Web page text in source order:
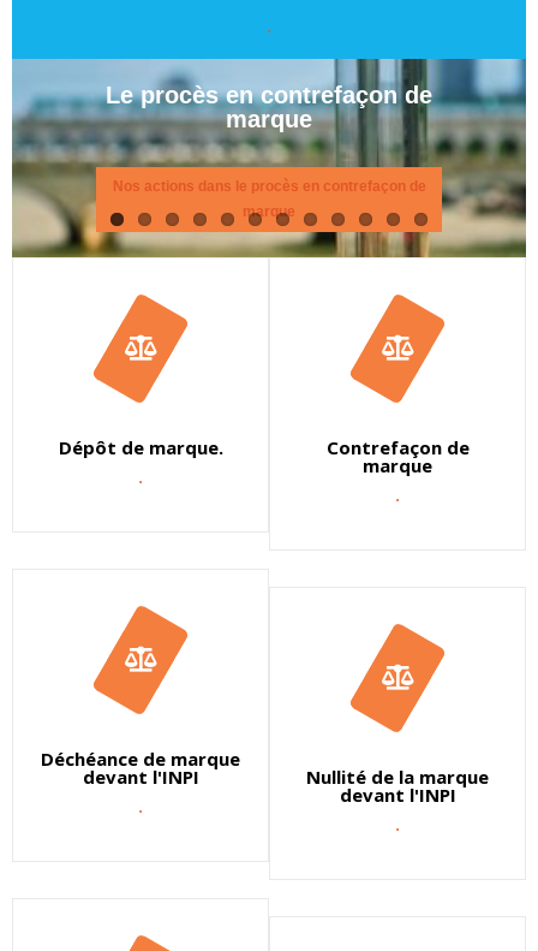
.
Le procès en contrefaçon de
marque
Nos actions dans le procès en contrefaçon de
marque
Dépôt de marque.
.
Déchéance de marque
devant l'INPI
.
Contrefaçon de
marque
.
Nullité de la marque
devant l'INPI
.